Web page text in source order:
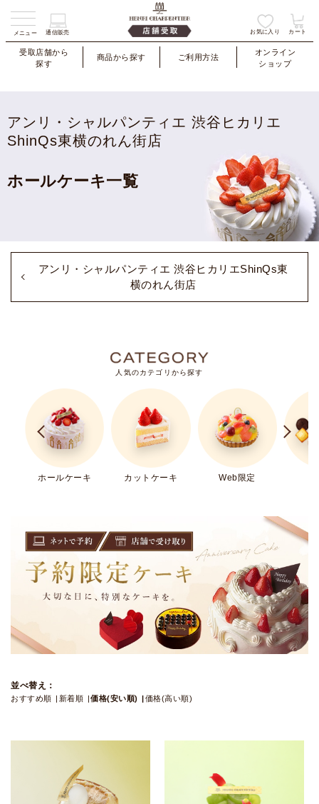
メニュー 通信販売 お気に入り カート
受取店舗から
探す
商品から探す ご利用方法
オンライン
ショップ
アンリ・シャルパンティエ 渋谷ヒカリエ
ShinQs東横のれん街店
ホールケーキ一覧
アンリ・シャルパンティエ 渋谷ヒカリエShinQs東
横のれん街店
人気のカテゴリから探す
ホールケーキ カットケーキ Web限定
並べ替え：
おすすめ順 新着順 価格(安い順) 価格(高い順)